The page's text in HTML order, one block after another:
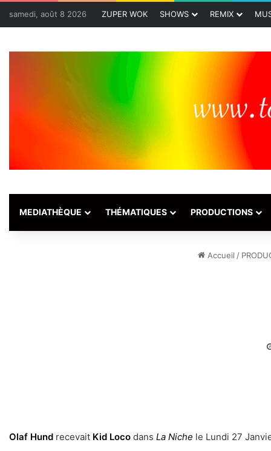
samedi, août 8 2026 ZUPER WOK SHOWS REMIX
MEDIATHÈQUE THÉMATIQUES PRODUCTIONS
Accueil /
Olaf Hund recevait Kid Loco dans La Niche le Lundi 27